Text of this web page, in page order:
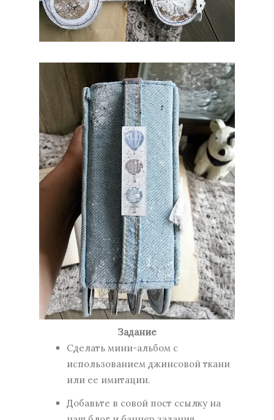
Задание
Сделать мини-альбом с
использованием джинсовой ткани
или ее имитации.
Добавьте в совой пост ссылку на